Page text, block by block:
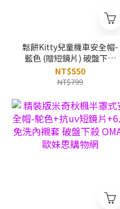
鬆餅Kitty兒童機車安全帽-
藍色 (贈短鏡片) 破盤下殺
OMAX歐妹思購物網
NT$550
NT$799